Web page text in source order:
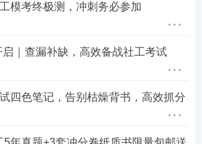
模考终极测，冲刺务必参加
｜查漏补缺，高效备战社工考试
四色笔记，告别枯燥背书，高效抓分